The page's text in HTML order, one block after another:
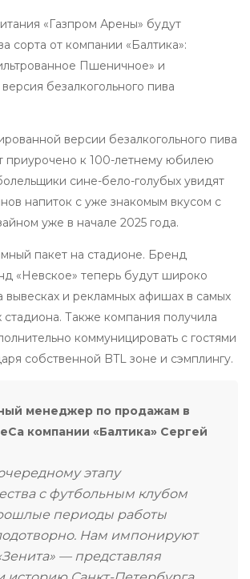
«Газпром Арены» будут
сорта от компании «Балтика»:
Пшеничное» и
безалкогольного пива
версии безалкогольного пива
приурочено к 100-летнему юбилею
сине-бело-голубых увидят
напиток с уже знакомым вкусом с
уже в начале 2025 года.
пакет на стадионе. Бренд
«Невское» теперь будут широко
вывесках и рекламных афишах в самых
стадиона. Также компания получила
коммуницировать с гостями
собственной BTL зоне и сэмплингу.
менеджер по продажам в
компании «Балтика» Сергей
этапу
с футбольным клубом
периоды работы
Нам импонируют
— представляя